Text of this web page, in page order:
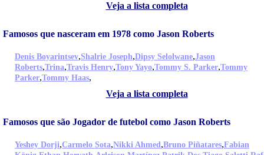
Veja a lista completa
Famosos que nasceram em 1978 como Jason Roberts
Denis Boyarintsev,Shalrie Joseph,Dipsy Selolwane,Jason
Roberts,Trina,Travis Henry,Tony Yayo,Tommy S. Parker,Tommy
Parker,Tommy Haas,
Veja a lista completa
Famosos que são Jogador de futebol como Jason Roberts
Yeshey Dorji,Carmelo Sota,Nikki Ahmed,Bruno Piñatares,Fabian